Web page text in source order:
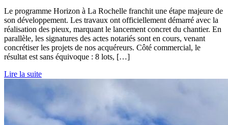
Le programme Horizon à La Rochelle franchit une étape majeure de
son développement. Les travaux ont officiellement démarré avec la
réalisation des pieux, marquant le lancement concret du chantier. En
parallèle, les signatures des actes notariés sont en cours, venant
concrétiser les projets de nos acquéreurs. Côté commercial, le
résultat est sans équivoque : 8 lots, […]
Lire la suite